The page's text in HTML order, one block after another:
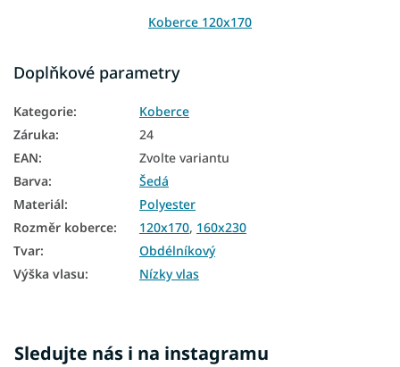
Koberce 120x170
Doplňkové parametry
Kategorie:
Koberce
Záruka:
24
EAN:
Zvolte variantu
Barva:
Šedá
Materiál:
Polyester
Rozměr koberce: 120x170, 160x230
Tvar:
Obdélníkový
Výška vlasu: Nízky vlas
Sledujte nás i na instagramu